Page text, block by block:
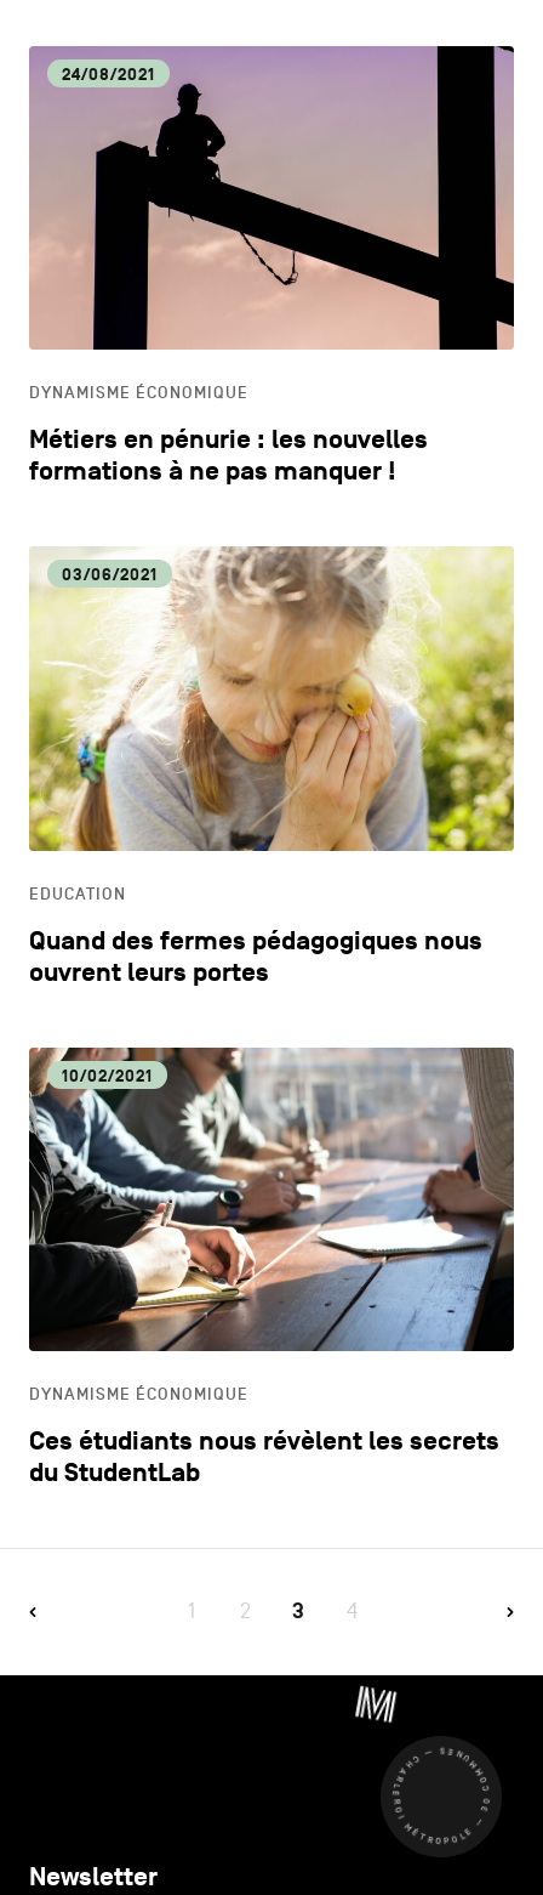
24/08/2021
DYNAMISME ÉCONOMIQUE
Métiers en pénurie : les nouvelles
formations à ne pas manquer !
03/06/2021
EDUCATION
Quand des fermes pédagogiques nous
ouvrent leurs portes
10/02/2021
DYNAMISME ÉCONOMIQUE
Ces étudiants nous révèlent les secrets
du StudentLab
1 2 3 4
CHARLEROI MÉTROPOLE — 30 COMMUNES —
Newsletter